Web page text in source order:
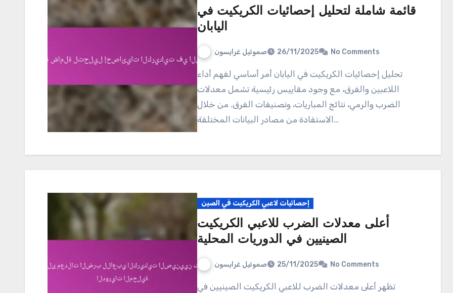
قائمة شاملة لتحليل إحصائيات الكريكيت في
اليابان
صموئيل غرايسون 26/11/2025 No Comments
تحليل إحصائيات الكريكيت في اليابان أمر أساسي لفهم أداء
اللاعبين والفرق، مع وجود مقاييس رئيسية تشمل معدلات
الضرب والرمي، نتائج المباريات، وتصنيفات الفرق. من خلال
الاستفادة من مصادر البيانات المختلفة…
إحصائيات لاعبي الكريكيت في الصين
أعلى معدلات الضرب للاعبي الكريكيت
الصينيين في الدوريات المحلية
صموئيل غرايسون 25/11/2025 No Comments
تظهر أعلى معدلات الضرب للاعبي الكريكيت الصينيين في